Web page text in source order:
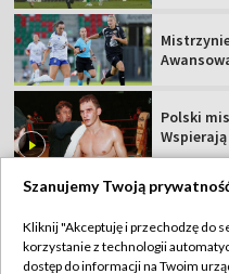
Polski
Szanujemy Twoją
Kliknij "Akceptuję i przechodzę do
korzystanie z technologii
dostęp do informacji na Twoim